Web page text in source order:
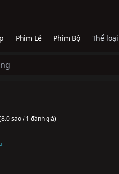
Phim Lẻ Phim Bộ Thể loại
(8.0 sao / 1 đánh giá)